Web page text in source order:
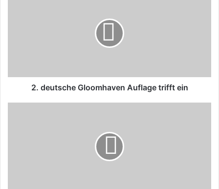
2. deutsche Gloomhaven Auflage trifft ein